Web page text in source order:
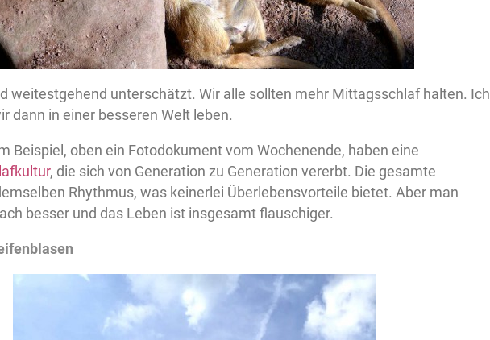
weitestgehend unterschätzt. Wir alle sollten mehr Mittagsschlaf halten. Ich
dann in einer besseren Welt leben.
Beispiel, oben ein Fotodokument vom Wochenende, haben eine
, die sich von Generation zu Generation vererbt. Die gesamte
Rhythmus, was keinerlei Überlebensvorteile bietet. Aber man
besser und das Leben ist insgesamt flauschiger.